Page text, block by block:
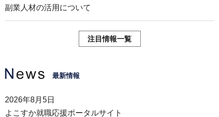
副業人材の活用について
注目情報一覧
最新情報
2026年8月5日
よこすか就職応援ポータルサイト